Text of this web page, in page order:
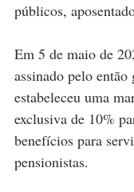
públicos,
Em 5 de maio de
assinado pelo então
estabeleceu uma
exclusiva de 10%
benefícios para
pensionistas.